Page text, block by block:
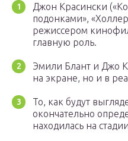
Джон Красински
подонками»,
режиссером
главную роль.
Эмили Блант и Джо
на экране, но и в
То, как будут
окончательно
находилась на